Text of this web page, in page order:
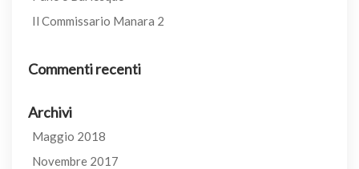
Il Commissario Manara 2
Commenti recenti
Archivi
Maggio 2018
Novembre 2017